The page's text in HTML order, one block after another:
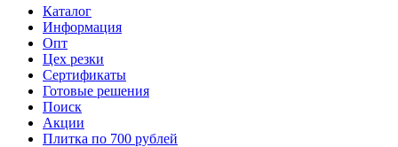
Каталог
Информация
Опт
Цех резки
Сертификаты
Готовые решения
Поиск
Акции
Плитка по 700 рублей